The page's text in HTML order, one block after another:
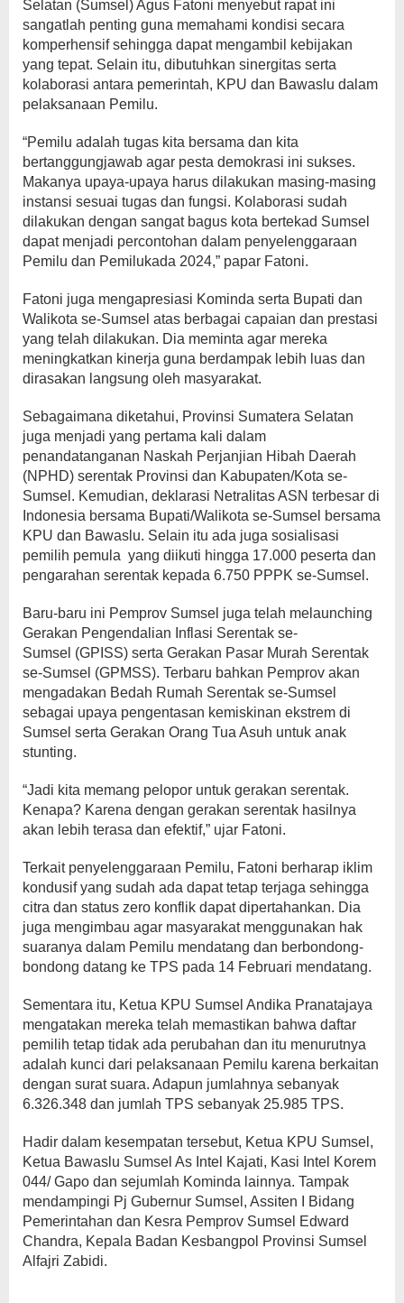
Selatan (Sumsel) Agus Fatoni menyebut rapat ini
sangatlah penting guna memahami kondisi secara
komperhensif sehingga dapat mengambil kebijakan
yang tepat. Selain itu, dibutuhkan sinergitas serta
kolaborasi antara pemerintah, KPU dan Bawaslu dalam
pelaksanaan Pemilu.
“Pemilu adalah tugas kita bersama dan kita
bertanggungjawab agar pesta demokrasi ini sukses.
Makanya upaya-upaya harus dilakukan masing-masing
instansi sesuai tugas dan fungsi. Kolaborasi sudah
dilakukan dengan sangat bagus kota bertekad Sumsel
dapat menjadi percontohan dalam penyelenggaraan
Pemilu dan Pemilukada 2024,” papar Fatoni.
Fatoni juga mengapresiasi Kominda serta Bupati dan
Walikota se-Sumsel atas berbagai capaian dan prestasi
yang telah dilakukan. Dia meminta agar mereka
meningkatkan kinerja guna berdampak lebih luas dan
dirasakan langsung oleh masyarakat.
Sebagaimana diketahui, Provinsi Sumatera Selatan
juga menjadi yang pertama kali dalam
penandatanganan Naskah Perjanjian Hibah Daerah
(NPHD) serentak Provinsi dan Kabupaten/Kota se-
Sumsel. Kemudian, deklarasi Netralitas ASN terbesar di
Indonesia bersama Bupati/Walikota se-Sumsel bersama
KPU dan Bawaslu. Selain itu ada juga sosialisasi
pemilih pemula yang diikuti hingga 17.000 peserta dan
pengarahan serentak kepada 6.750 PPPK se-Sumsel.
Baru-baru ini Pemprov Sumsel juga telah melaunching
Gerakan Pengendalian Inflasi Serentak se-
Sumsel (GPISS) serta Gerakan Pasar Murah Serentak
se-Sumsel (GPMSS). Terbaru bahkan Pemprov akan
mengadakan Bedah Rumah Serentak se-Sumsel
sebagai upaya pengentasan kemiskinan ekstrem di
Sumsel serta Gerakan Orang Tua Asuh untuk anak
stunting.
“Jadi kita memang pelopor untuk gerakan serentak.
Kenapa? Karena dengan gerakan serentak hasilnya
akan lebih terasa dan efektif,” ujar Fatoni.
Terkait penyelenggaraan Pemilu, Fatoni berharap iklim
kondusif yang sudah ada dapat tetap terjaga sehingga
citra dan status zero konflik dapat dipertahankan. Dia
juga mengimbau agar masyarakat menggunakan hak
suaranya dalam Pemilu mendatang dan berbondong-
bondong datang ke TPS pada 14 Februari mendatang.
Sementara itu, Ketua KPU Sumsel Andika Pranatajaya
mengatakan mereka telah memastikan bahwa daftar
pemilih tetap tidak ada perubahan dan itu menurutnya
adalah kunci dari pelaksanaan Pemilu karena berkaitan
dengan surat suara. Adapun jumlahnya sebanyak
6.326.348 dan jumlah TPS sebanyak 25.985 TPS.
Hadir dalam kesempatan tersebut, Ketua KPU Sumsel,
Ketua Bawaslu Sumsel As Intel Kajati, Kasi Intel Korem
044/ Gapo dan sejumlah Kominda lainnya. Tampak
mendampingi Pj Gubernur Sumsel, Assiten I Bidang
Pemerintahan dan Kesra Pemprov Sumsel Edward
Chandra, Kepala Badan Kesbangpol Provinsi Sumsel
Alfajri Zabidi.